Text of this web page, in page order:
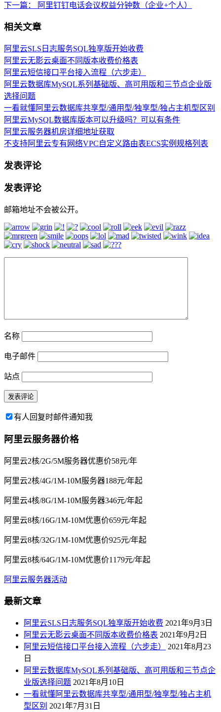
下一篇：
阿里钉钉电话会议权益分钟数（企业+个人）
相关文章
阿里云SLS日志服务SQL独享版开始收费
阿里云无影云桌面不同版本收费价格表
阿里云短信接口平台接入流程（六步走）
阿里云数据库MySQL系列基础版、高可用版和三节点企业版
选择问题
一看就懂阿里云数据库共享型/通用型/独享型/独占主机型区别
阿里云MySQL数据库版本可以升级吗？可以有条件
阿里云服务器机房详细地址获取
不支持阿里云专有网络VPC自定义路由表ECS实例规格列表
发表评论
发表评论
邮箱地址不会被公开。
名称
电子邮件
站点
有人回复时邮件通知我
阿里云服务器价格
阿里云2核/2G/5M服务器优惠价58元/年
阿里云2核/4G/1M-10M服务器188元/年起
阿里云4核/8G/1M-10M服务器346元/年起
阿里云8核/16G/1M-10M优惠价659元/年起
阿里云8核/32G/1M-10M优惠价925元/年起
阿里云8核/64G/1M-10M优惠价1179元/年起
阿里云服务器活动
最新文章
阿里云SLS日志服务SQL独享版开始收费 2021年9月3日
阿里云无影云桌面不同版本收费价格表 2021年9月2日
阿里云短信接口平台接入流程（六步走）
2021年8月23
日
阿里云数据库MySQL系列基础版、高可用版和三节点企
业版选择问题 2021年8月10日
一看就懂阿里云数据库共享型/通用型/独享型/独占主机
型区别 2021年7月31日